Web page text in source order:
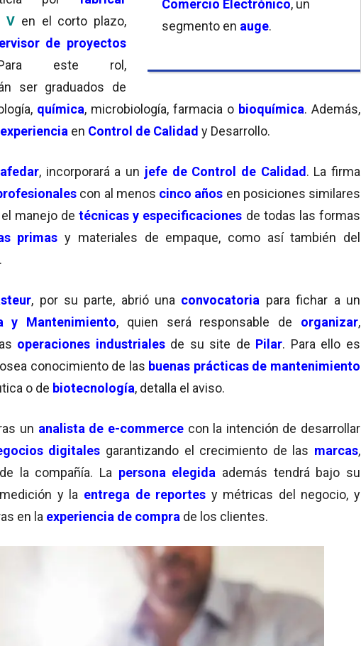
Comercio Electrónico, un
segmento en auge.
V en el corto plazo,
de proyectos
este rol,
ser graduados de
química, microbiología, farmacia o bioquímica. Además,
experiencia en Control de Calidad y Desarrollo.
, incorporará a un jefe de Control de Calidad. La firma
con al menos cinco años en posiciones similares
manejo detécnicas y especificaciones de todas las formas
primas y materiales de empaque, como así también del
.
, por su parte, abrió una convocatoria para fichar a un
y Mantenimiento, quien será responsable de organizar,
operaciones industrialesde su site de Pilar. Para ello es
conocimiento de las buenas prácticas de mantenimiento
o de biotecnología, detalla el aviso.
un analista de e-commerce con la intención de desarrollar
digitales garantizando el crecimiento de las marcas,
de la compañía. La persona elegida además tendrá bajo su
y la entrega de reportes y métricas del negocio, y
en la experiencia de compra de los clientes.